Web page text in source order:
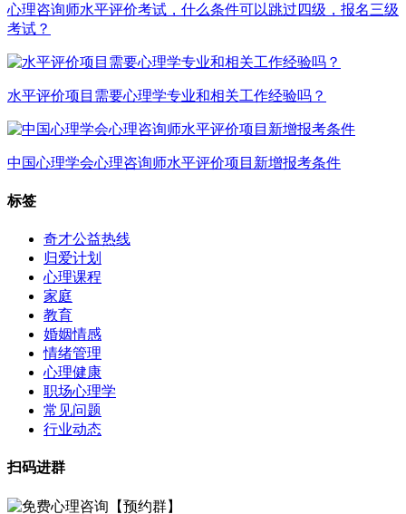
心理咨询师水平评价考试，什么条件可以跳过四级，报名三级
考试？
水平评价项目需要心理学专业和相关工作经验吗？
中国心理学会心理咨询师水平评价项目新增报考条件
标签
奇才公益热线
归爱计划
心理课程
家庭
教育
婚姻情感
情绪管理
心理健康
职场心理学
常见问题
行业动态
扫码进群